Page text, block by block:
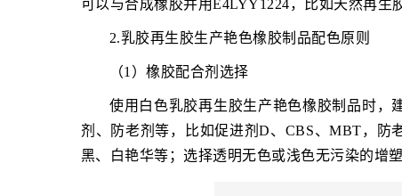
可以与合成橡胶并用E4LYY1224，比如天然再生
2.乳胶再生胶生产艳色橡胶制品配色原则
（1）橡胶配合剂选择
使用白色乳胶再生胶生产艳色橡胶制品时，
剂、防老剂等，比如促进剂D、CBS、MBT，防
黑、白艳华等；选择透明无色或浅色无污染的增